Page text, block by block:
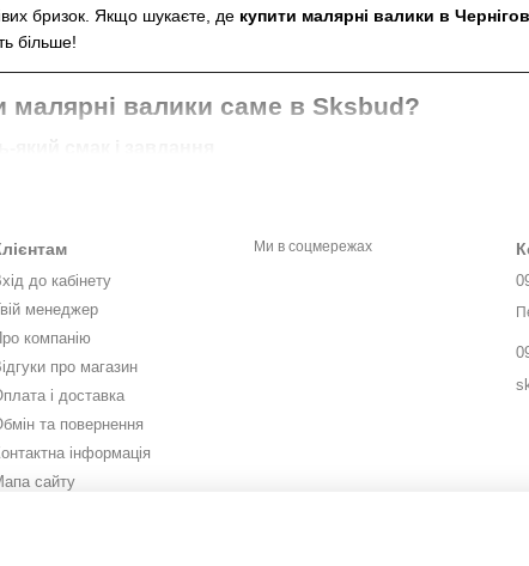
бризок. Якщо шукаєте, де купити малярні валики в
більше!
малярні валики саме в Sksbud?
стійкі до зносу та грубих поверхонь.
— кожен вид для своєї роботи.
для вузьких місць до широких для великих площ.
брендів, які не втрачають ворсу та служать довго. А це
час. Все замовляєте онлайн, а доставка — швидка і прямо
до кабінету
менеджер
компанію
про магазин
і доставка
та повернення
інформація
сайту
Ми в соцмережах